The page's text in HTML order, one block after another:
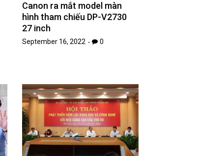
Canon ra mắt model màn
hình tham chiếu DP-V2730
27 inch
September 16, 2022 0